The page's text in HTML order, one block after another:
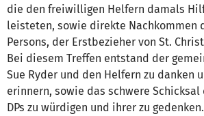
die den freiwilligen Helfern damals
leisteten, sowie direkte Nachkommen
Persons, der Erstbezieher von St.
Bei diesem Treffen entstand der
Sue Ryder und den Helfern zu danken
erinnern, sowie das schwere
DPs zu würdigen und ihrer zu gedenken.